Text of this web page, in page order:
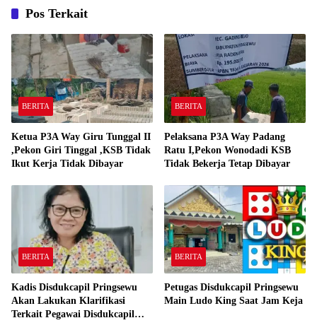
Pos Terkait
BERITA
Ketua P3A Way Giru Tunggal II
,Pekon Giri Tinggal ,KSB Tidak
Ikut Kerja Tidak Dibayar
BERITA
Pelaksana P3A Way Padang
Ratu I,Pekon Wonodadi KSB
Tidak Bekerja Tetap Dibayar
BERITA
Kadis Disdukcapil Pringsewu
Akan Lakukan Klarifikasi
Terkait Pegawai Disdukcapil
BERITA
Petugas Disdukcapil Pringsewu
Main Ludo King Saat Jam Keja